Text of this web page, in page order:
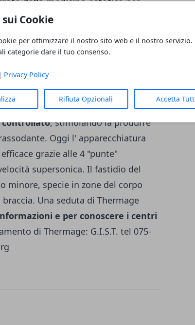
Cookie
per ottimizzare il nostro sito web e il nostro servizio.
categorie dare il tuo consenso.
Privacy Policy
Rifiuta Opzionali Accetta
il corpo è
E PER RASSODARE IL CORPO:
estetici specializzati. Il
che utilizza la tecnologiaa
approvata dall' ame­ricana FDA. Il
controllato, stimolando la produrre
Oggi l' apparecchiatu­ra
grazie alle 4 "punte"
supersonica. Il fastidio del
minore, specie in zone del cor­po
Una seduta di Thermage
e per conoscere i centri
di Thermage: G.I.S.T. tel 075-